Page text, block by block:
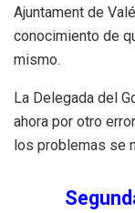
Ajuntament de
conocimiento de
mismo.
La Delegada del
ahora por otro
los problemas se